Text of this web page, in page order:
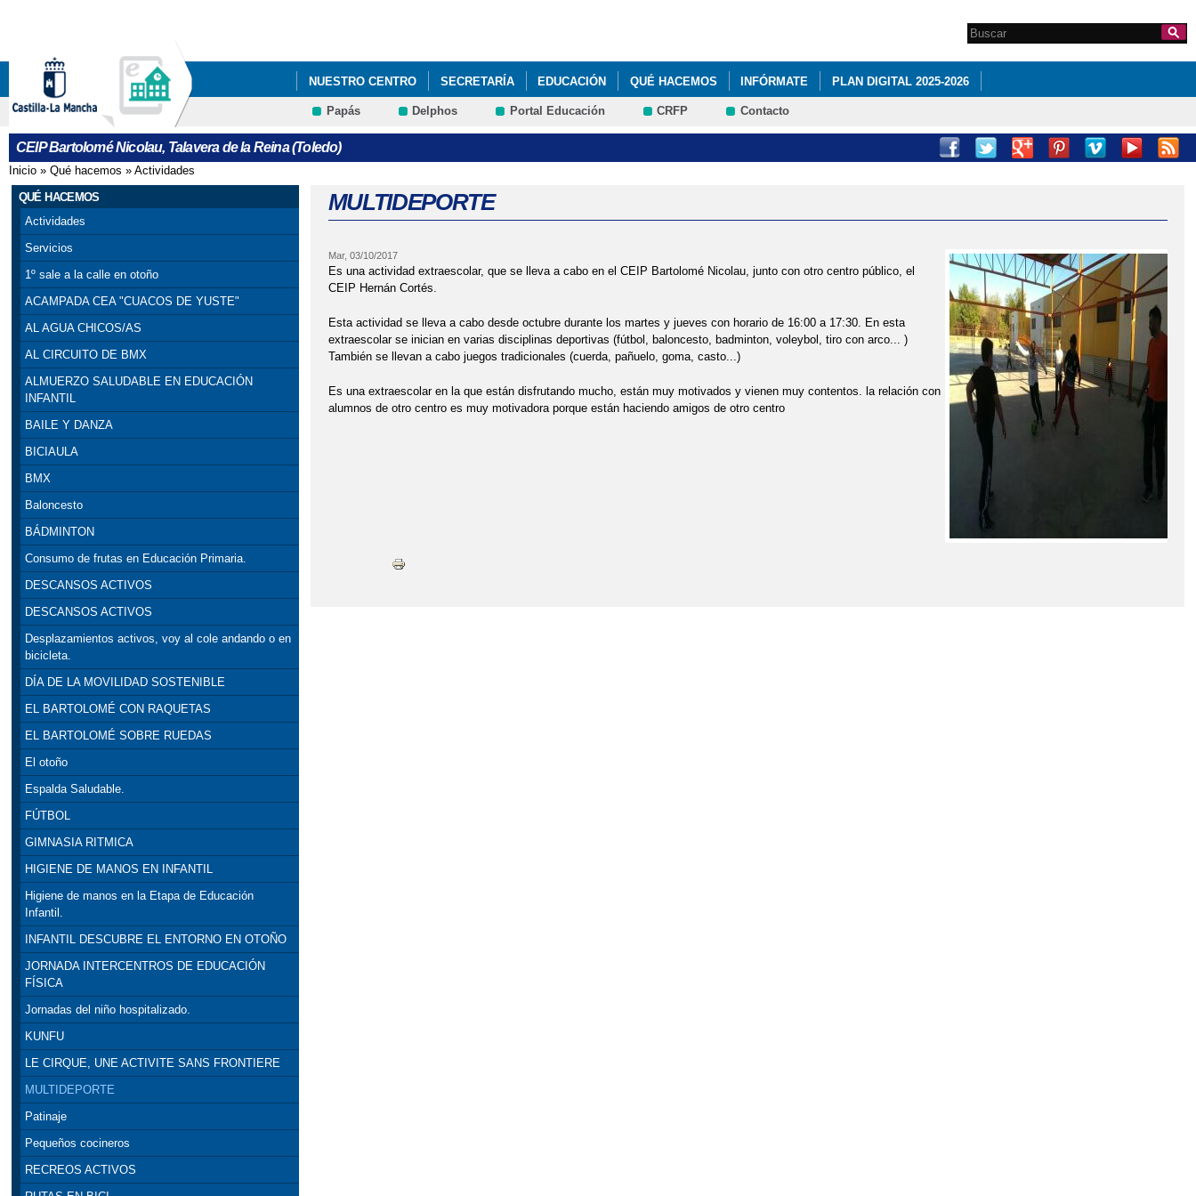
Formulario de
búsqueda
Search this site
NUESTRO CENTRO SECRETARÍA EDUCACIÓN QUÉ HACEMOS INFÓRMATE PLAN DIGITAL 2025-2026
Papás Delphos Portal Educación CRFP Contacto
CEIP Bartolomé Nicolau, Talavera de la Reina (Toledo)
Se encuentra usted aquí
Inicio » Qué hacemos » Actividades
QUÉ HACEMOS
Actividades
Servicios
1º sale a la calle en otoño
ACAMPADA CEA "CUACOS DE YUSTE"
AL AGUA CHICOS/AS
AL CIRCUITO DE BMX
ALMUERZO SALUDABLE EN EDUCACIÓN
INFANTIL
BAILE Y DANZA
BICIAULA
BMX
Baloncesto
BÁDMINTON
Consumo de frutas en Educación Primaria.
DESCANSOS ACTIVOS
DESCANSOS ACTIVOS
Desplazamientos activos, voy al cole andando o en
bicicleta.
DÍA DE LA MOVILIDAD SOSTENIBLE
EL BARTOLOMÉ CON RAQUETAS
EL BARTOLOMÉ SOBRE RUEDAS
El otoño
Espalda Saludable.
FÚTBOL
GIMNASIA RITMICA
HIGIENE DE MANOS EN INFANTIL
Higiene de manos en la Etapa de Educación
Infantil.
INFANTIL DESCUBRE EL ENTORNO EN OTOÑO
JORNADA INTERCENTROS DE EDUCACIÓN
FÍSICA
Jornadas del niño hospitalizado.
KUNFU
LE CIRQUE, UNE ACTIVITE SANS FRONTIERE
MULTIDEPORTE
Patinaje
Pequeños cocineros
RECREOS ACTIVOS
MULTIDEPORTE
Mar, 03/10/2017
Es una actividad extraescolar, que se lleva a cabo en el CEIP Bartolomé Nicolau, junto con otro centro público, el
CEIP Hernán Cortés.
Esta actividad se lleva a cabo desde octubre durante los martes y jueves con horario de 16:00 a 17:30. En esta
extraescolar se inician en varias disciplinas deportivas (fútbol, baloncesto, badminton, voleybol, tiro con arco... )
También se llevan a cabo juegos tradicionales (cuerda, pañuelo, goma, casto...)
Es una extraescolar en la que están disfrutando mucho, están muy motivados y vienen muy contentos. la relación con
alumnos de otro centro es muy motivadora porque están haciendo amigos de otro centro